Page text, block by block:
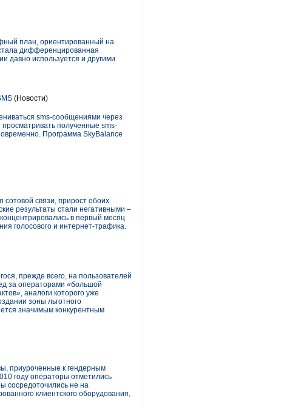
план, ориентированный на
дифференцированная
давно используется и другими
(Новости)
sms-сообщениями через
полученные sms-
Программа SkyBalance
связи, прирост обоих
результаты стали негативными –
в первый месяц
голосового и интернет-трафика.
прежде всего, на пользователей
за операторами «большой
аналоги которого уже
зоны льготного
значимым конкурентным
приуроченные к гендерным
году операторы отметились
сосредоточились не на
клиентского оборудования,